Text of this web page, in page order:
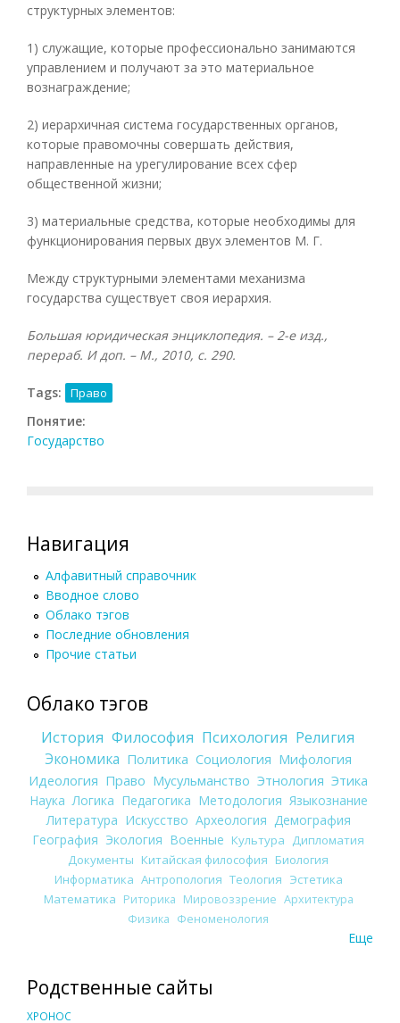
структурных элементов:
1) служащие, которые профессионально занимаются
управлением и получают за это материальное
вознаграждение;
2) иерархичная система государственных органов,
которые правомочны совершать действия,
направленные на урегулирование всех сфер
общественной жизни;
3) материальные средства, которые необходимы для
функционирования первых двух элементов М. Г.
Между структурными элементами механизма
государства существует своя иерархия.
Большая юридическая энциклопедия. – 2-е изд.,
перераб. И доп. – М., 2010, с. 290.
Tags: Право
Понятие:
Государство
Навигация
Алфавитный справочник
Вводное слово
Облако тэгов
Последние обновления
Прочие статьи
Облако тэгов
История Философия Психология Религия
Экономика Политика Социология Мифология
Идеология Право Мусульманство Этнология Этика
Наука Логика Педагогика Методология Языкознание
Литература Искусство Археология Демография
География Экология Военные Культура
Дипломатия
Документы Китайская философия Биология
Информатика Антропология Теология Эстетика
Математика Риторика Мировоззрение Архитектура
Физика Феноменология
Еще
Родственные сайты
ХРОНОС